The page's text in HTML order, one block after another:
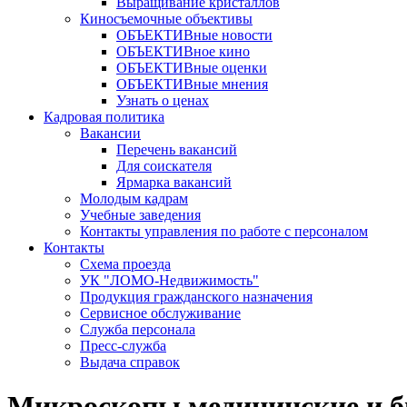
Киносъемочные объективы
ОБЪЕКТИВные новости
ОБЪЕКТИВное кино
ОБЪЕКТИВные оценки
ОБЪЕКТИВные мнения
Узнать о ценах
Кадровая политика
Вакансии
Перечень вакансий
Для соискателя
Ярмарка вакансий
Молодым кадрам
Учебные заведения
Контакты управления по работе с персоналом
Контакты
Схема проезда
УК "ЛОМО-Недвижимость"
Продукция гражданского назначения
Сервисное обслуживание
Служба персонала
Пресс-служба
Выдача справок